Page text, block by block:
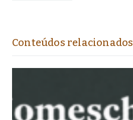
Conteúdos relacionados